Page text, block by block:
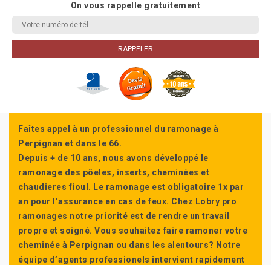
On vous rappelle gratuitement
Faîtes appel à un professionnel du ramonage à
Perpignan et dans le 66.
Depuis + de 10 ans, nous avons développé le
ramonage des pôeles, inserts, cheminées et
chaudieres fioul. Le ramonage est obligatoire 1x par
an pour l’assurance en cas de feux. Chez Lobry pro
ramonages notre priorité est de rendre un travail
propre et soigné. Vous souhaitez faire ramoner votre
cheminée à Perpignan ou dans les alentours? Notre
équipe d’agents professionels intervient rapidement